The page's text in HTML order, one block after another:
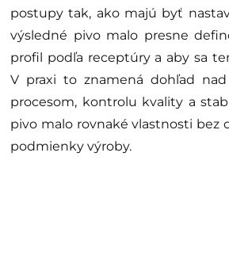
postupy tak, ako majú byť
výsledné pivo malo presne
profil podľa receptúry a aby sa
V praxi to znamená dohľad
procesom, kontrolu kvality a
pivo malo rovnaké vlastnosti bez
podmienky výroby.